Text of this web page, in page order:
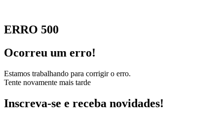
ERRO 500
Ocorreu um erro!
Estamos trabalhando para corrigir o erro.
Tente novamente mais tarde
Inscreva-se e receba novidades!